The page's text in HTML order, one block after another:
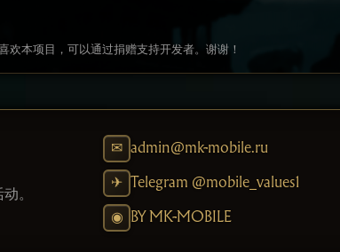
本项目，可以通过捐赠支持开发者。谢谢！
。
admin@mk-mobile.ru
Telegram @mobile_values1
BY MK-MOBILE